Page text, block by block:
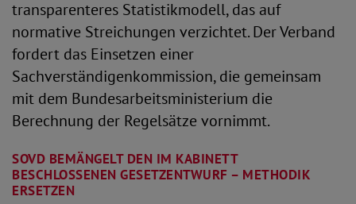
transparenteres Statistikmodell, das auf
normative Streichungen verzichtet. Der Verband
fordert das Einsetzen einer
Sachverständigenkommission, die gemeinsam
mit dem Bundesarbeitsministerium die
Berechnung der Regelsätze vornimmt.
SOVD BEMÄNGELT DEN IM KABINETT
BESCHLOSSENEN GESETZENTWURF – METHODIK
ERSETZEN